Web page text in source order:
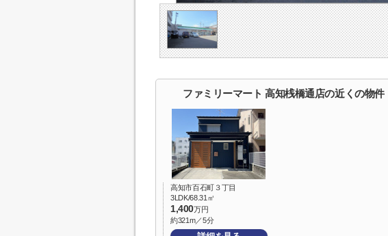
ファミリーマート 高知桟橋通店の近くの物件
高知市百石町３丁目
3LDK/68.31㎡
1,400万円
約321m／5分